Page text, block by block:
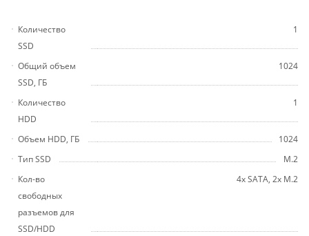
Количество
SSD
1
Общий объем
SSD, ГБ
1024
Количество
HDD
1
Объем HDD, ГБ
1024
Тип SSD
M.2
Кол-во
свободных
разъемов для
SSD/HDD
4х SATA, 2х M.2